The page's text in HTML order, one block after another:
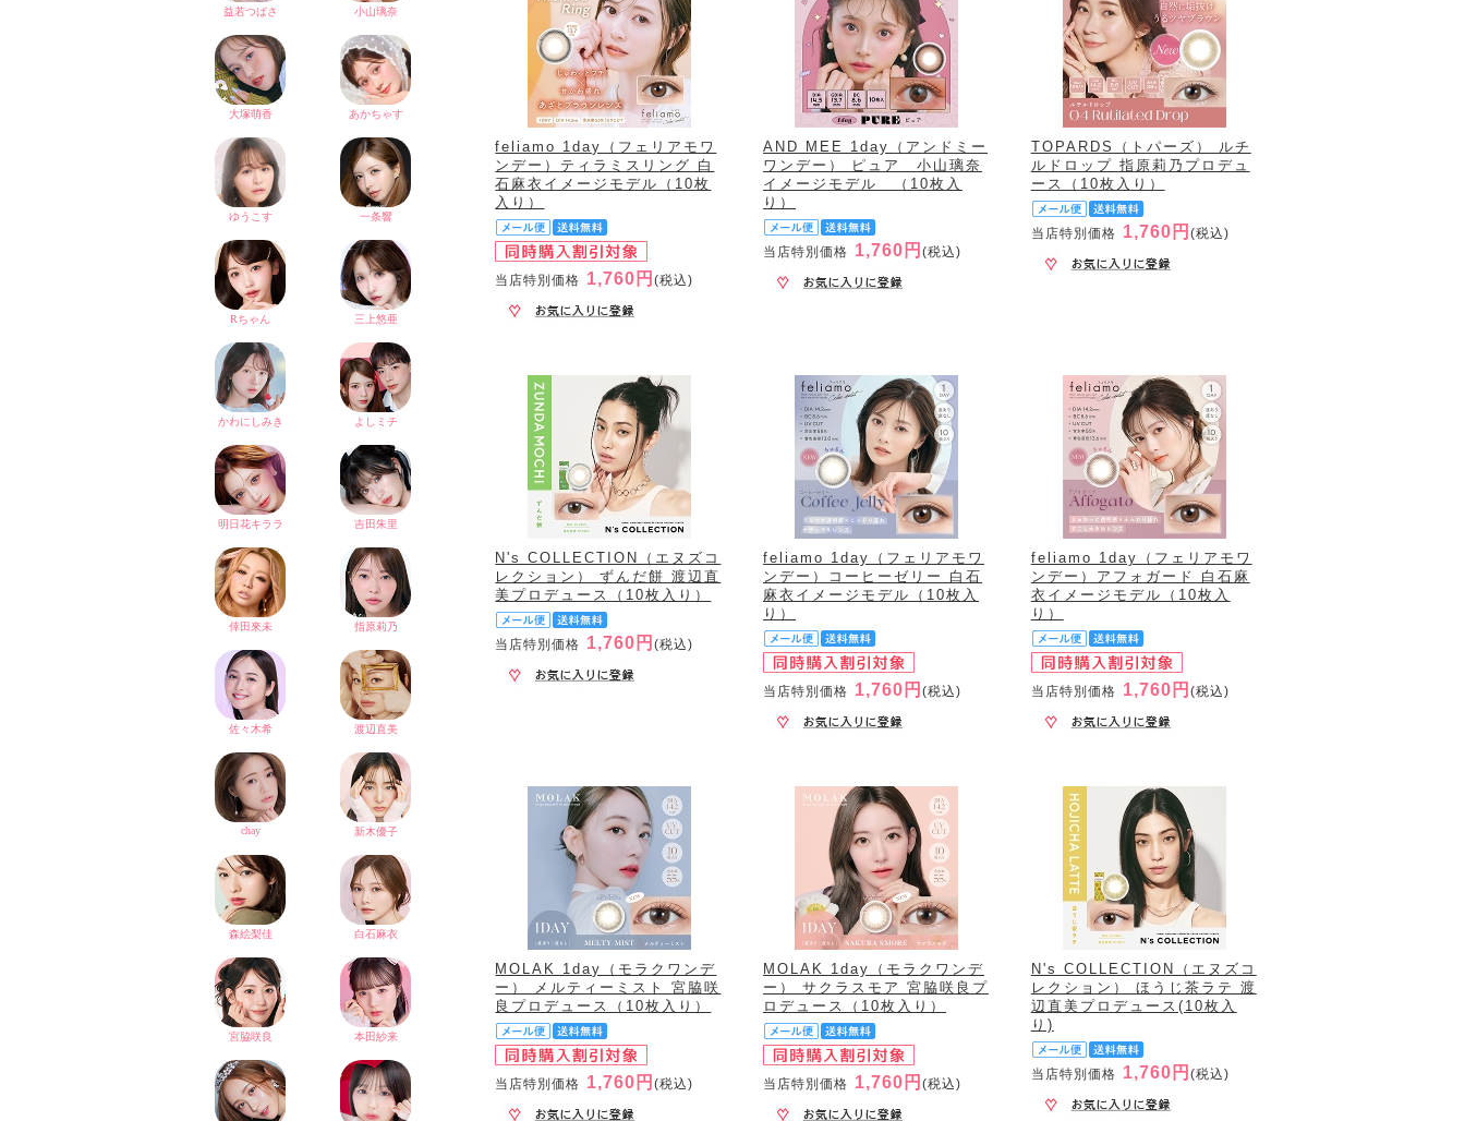
feliamo 1day（フェリアモワ
ンデー）ティラミスリング 白
石麻衣イメージモデル（10枚
入り）
当店特別価格 1,760円(税込)
AND MEE 1day（アンドミー
ワンデー） ピュア 小山璃奈
イメージモデル （10枚入
り）
当店特別価格 1,760円(税込)
TOPARDS（トパーズ） ルチ
ルドロップ 指原莉乃プロデュ
ース（10枚入り）
当店特別価格 1,760円 (税込)
N's COLLECTION（エヌズコ
レクション） ずんだ餅 渡辺直
美プロデュース（10枚入り）
当店特別価格 1,760円(税込)
feliamo 1day（フェリアモワ
ンデー）コーヒーゼリー 白石
麻衣イメージモデル（10枚入
り）
当店特別価格 1,760円(税込)
feliamo 1day（フェリアモワ
ンデー）アフォガード 白石麻
衣イメージモデル（10枚入
り）
当店特別価格 1,760円 (税込)
MOLAK 1day（モラクワンデ
ー） メルティーミスト 宮脇咲
良プロデュース（10枚入り）
当店特別価格 1,760円(税込)
MOLAK 1day（モラクワンデ
ー） サクラスモア 宮脇咲良プ
ロデュース（10枚入り）
当店特別価格 1,760円(税込)
N's COLLECTION（エヌズコ
レクション） ほうじ茶ラテ 渡
辺直美プロデュース(10枚入
り)
当店特別価格 1,760円 (税込)